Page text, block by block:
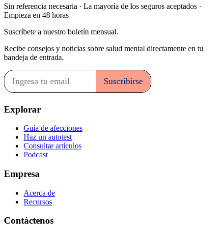
Sin referencia necesaria · La mayoría de los seguros aceptados ·
Empieza en 48 horas
Suscríbete a nuestro boletín mensual.
Recibe consejos y noticias sobre salud mental directamente en tu
bandeja de entrada.
Explorar
Guía de afecciones
Haz un autotest
Consultar artículos
Podcast
Empresa
Acerca de
Recursos
Contáctenos